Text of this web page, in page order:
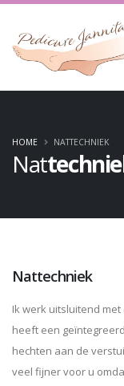
Nat
HOME NATTECHNIEK
Nattechniek
Ik werk uitsluitend
heeft een
hechten aan de
veel fijner voor u